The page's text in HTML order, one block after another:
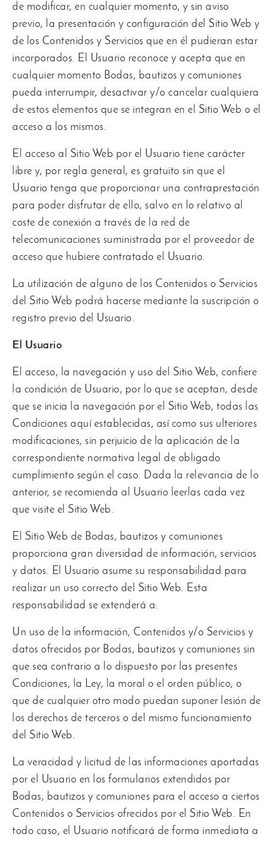
de modificar, en cualquier momento, y sin aviso
previo, la presentación y configuración del Sitio Web y
de los Contenidos y Servicios que en él pudieran estar
incorporados. El Usuario reconoce y acepta que en
cualquier momento Bodas, bautizos y comuniones
pueda interrumpir, desactivar y/o cancelar cualquiera
de estos elementos que se integran en el Sitio Web o el
acceso a los mismos.
El acceso al Sitio Web por el Usuario tiene carácter
libre y, por regla general, es gratuito sin que el
Usuario tenga que proporcionar una contraprestación
para poder disfrutar de ello, salvo en lo relativo al
coste de conexión a través de la red de
telecomunicaciones suministrada por el proveedor de
acceso que hubiere contratado el Usuario.
La utilización de alguno de los Contenidos o Servicios
del Sitio Web podrá hacerse mediante la suscripción o
registro previo del Usuario.
El Usuario
El acceso, la navegación y uso del Sitio Web, confiere
la condición de Usuario, por lo que se aceptan, desde
que se inicia la navegación por el Sitio Web, todas las
Condiciones aquí establecidas, así como sus ulteriores
modificaciones, sin perjuicio de la aplicación de la
correspondiente normativa legal de obligado
cumplimiento según el caso. Dada la relevancia de lo
anterior, se recomienda al Usuario leerlas cada vez
que visite el Sitio Web.
El Sitio Web de Bodas, bautizos y comuniones
proporciona gran diversidad de información, servicios
y datos. El Usuario asume su responsabilidad para
realizar un uso correcto del Sitio Web. Esta
responsabilidad se extenderá a:
Un uso de la información, Contenidos y/o Servicios y
datos ofrecidos por Bodas, bautizos y comuniones sin
que sea contrario a lo dispuesto por las presentes
Condiciones, la Ley, la moral o el orden público, o
que de cualquier otro modo puedan suponer lesión de
los derechos de terceros o del mismo funcionamiento
del Sitio Web.
La veracidad y licitud de las informaciones aportadas
por el Usuario en los formularios extendidos por
Bodas, bautizos y comuniones para el acceso a ciertos
Contenidos o Servicios ofrecidos por el Sitio Web. En
todo caso, el Usuario notificará de forma inmediata a